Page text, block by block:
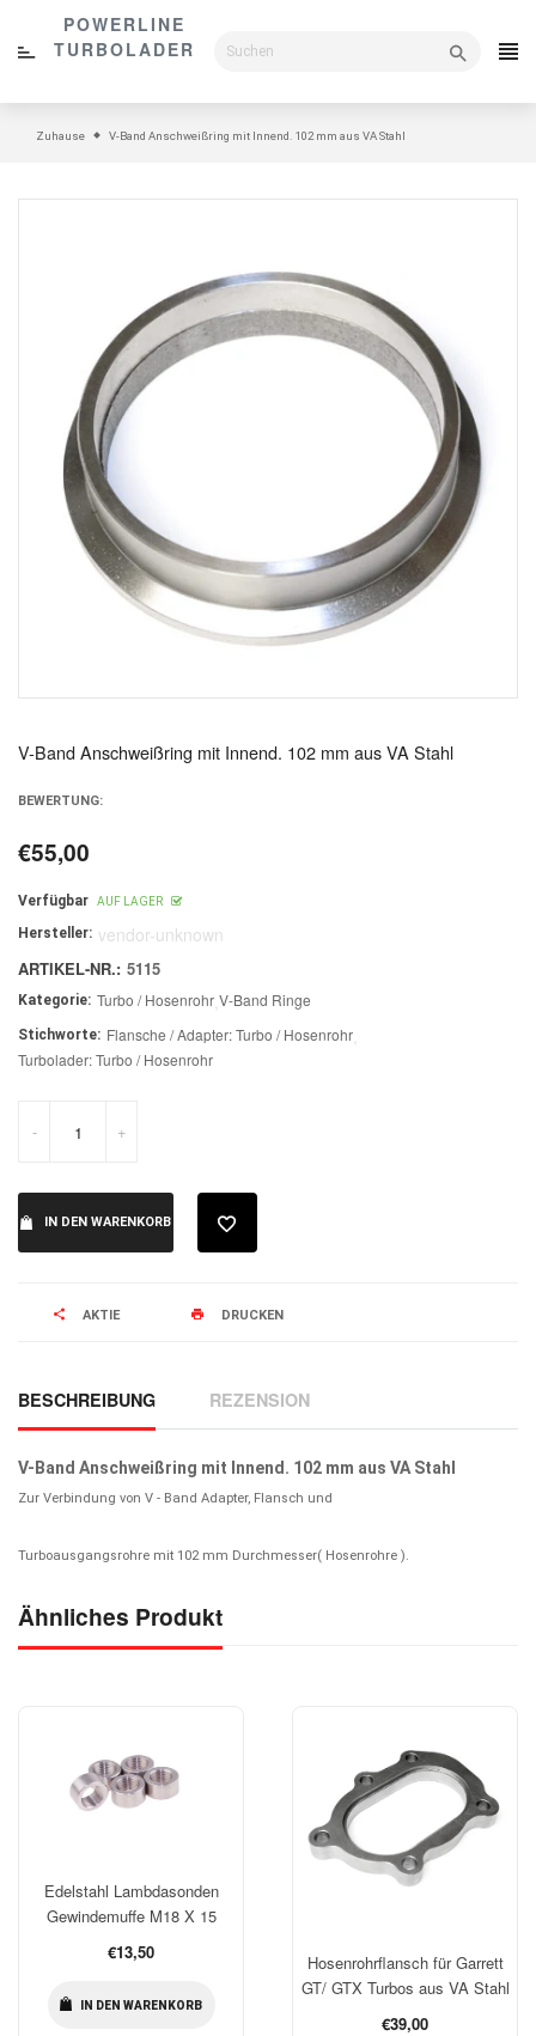
Inhalt
POWERLINE
TURBOLADER
Zuhause V-Band Anschweißring mit Innend. 102 mm aus VA Stahl
V-Band Anschweißring mit Innend. 102 mm aus VA Stahl
BEWERTUNG:
Normaler
Preis
€55,00
Verfügbar AUF LAGER
Hersteller: vendor-unknown
ARTIKEL-NR.: 5115
Kategorie: Turbo / Hosenrohr,V-Band Ringe
Stichworte: Flansche / Adapter: Turbo / Hosenrohr,
Turbolader: Turbo / Hosenrohr
- +
IN DEN WARENKORB
AKTIE DRUCKEN
BESCHREIBUNG REZENSION
V-Band Anschweißring mit Innend. 102 mm aus VA Stahl
Zur Verbindung von V - Band Adapter, Flansch und
Turboausgangsrohre mit 102 mm Durchmesser( Hosenrohre ).
Ähnliches Produkt
Edelstahl Lambdasonden
Gewindemuffe M18 X 15
Normaler
€13,50
IN DEN WARENKORB
Hosenrohrflansch für Garrett
GT/ GTX Turbos aus VA Stahl
Normaler
€39,00